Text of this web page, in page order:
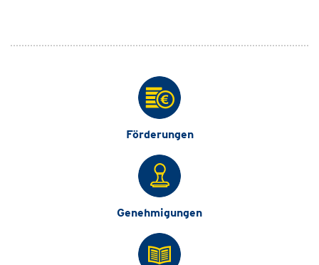
Förderungen
Genehmigungen